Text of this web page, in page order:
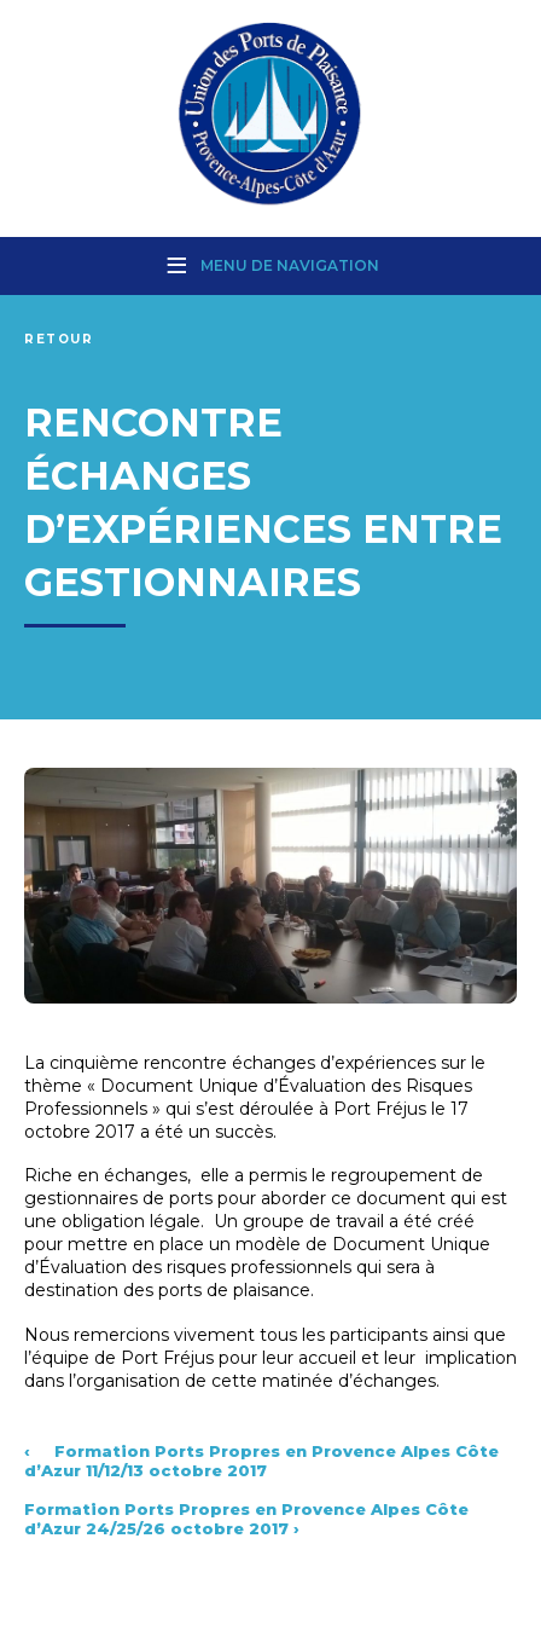
MENU DE NAVIGATION
RETOUR
RENCONTRE
ÉCHANGES
D’EXPÉRIENCES ENTRE
GESTIONNAIRES
La cinquième rencontre échanges d’expériences sur le
thème « Document Unique d’Évaluation des Risques
Professionnels » qui s’est déroulée à Port Fréjus le 17
octobre 2017 a été un succès.
Riche en échanges, elle a permis le regroupement de
gestionnaires de ports pour aborder ce document qui est
une obligation légale. Un groupe de travail a été créé
pour mettre en place un modèle de Document Unique
d’Évaluation des risques professionnels qui sera à
destination des ports de plaisance.
Nous remercions vivement tous les participants ainsi que
l’équipe de Port Fréjus pour leur accueil et leur implication
dans l’organisation de cette matinée d’échanges.
‹
Formation Ports Propres en Provence Alpes Côte
d’Azur 11/12/13 octobre 2017
Formation Ports Propres en Provence Alpes Côte
d’Azur 24/25/26 octobre 2017 ›